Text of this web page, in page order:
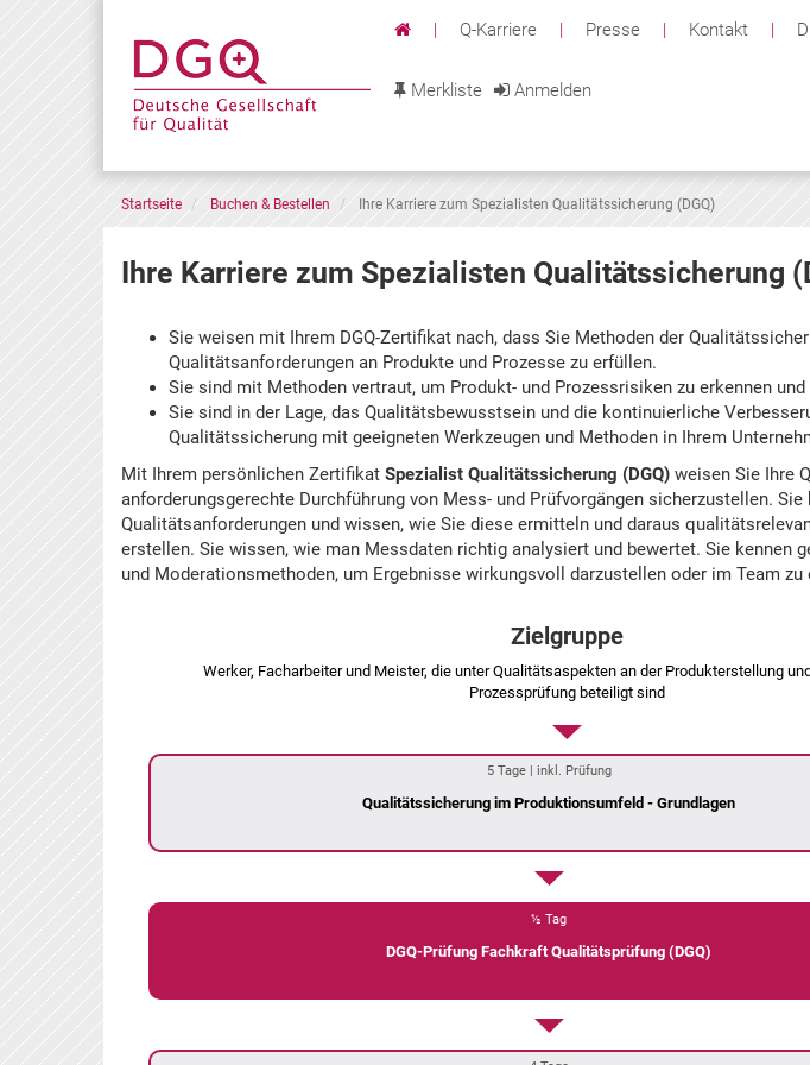
| Q-Karriere | Presse | Kontakt |
Merkliste Anmelden
Startseite Buchen & Bestellen Ihre Karriere zum Spezialisten Qualitätssicherung (DGQ)
Ihre Karriere zum Spezialisten Qualitätssicherung
Sie weisen mit Ihrem DGQ-Zertifikat nach, dass Sie Methoden der
Qualitätsanforderungen an Produkte und Prozesse zu erfüllen.
Sie sind mit Methoden vertraut, um Produkt- und Prozessrisiken zu erkennen und
Sie sind in der Lage, das Qualitätsbewusstsein und die kontinuierliche
Qualitätssicherung mit geeigneten Werkzeugen und Methoden in Ihrem
Mit Ihrem persönlichen Zertifikat Spezialist Qualitätssicherung (DGQ) weisen Sie Ihre
anforderungsgerechte Durchführung von Mess- und Prüfvorgängen sicherzustellen. Sie
Qualitätsanforderungen und wissen, wie Sie diese ermitteln und daraus
erstellen. Sie wissen, wie man Messdaten richtig analysiert und bewertet. Sie kennen
und Moderationsmethoden, um Ergebnisse wirkungsvoll darzustellen oder im Team zu
Zielgruppe
Werker, Facharbeiter und Meister, die unter Qualitätsaspekten an der Produkterstellung
Prozessprüfung beteiligt sind
5 Tage | inkl. Prüfung
Qualitätssicherung im Produktionsumfeld - Grundlagen
½ Tag
DGQ-Prüfung Fachkraft Qualitätsprüfung (DGQ)